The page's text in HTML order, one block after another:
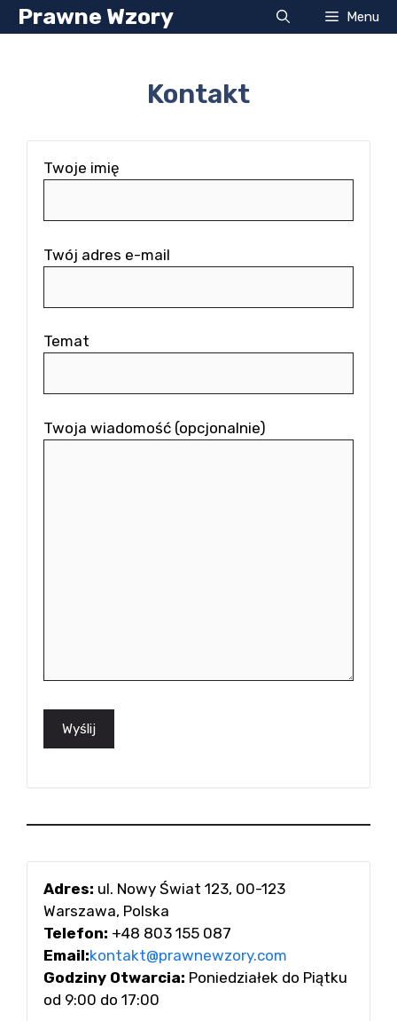
Przejdź
do
Prawne Wzory Menu
Kontakt
Twoje imię
Twój adres e-mail
Temat
Twoja wiadomość (opcjonalnie)
Adres: ul. Nowy Świat 123, 00-123
Warszawa, Polska
Telefon: +48 803 155 087
Email:kontakt@prawnewzory.com
Godziny Otwarcia: Poniedziałek do Piątku
od 9:00 do 17:00